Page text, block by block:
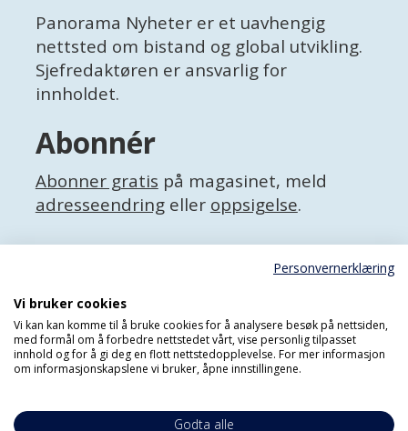
Panorama Nyheter er et uavhengig
nettsted om bistand og global utvikling.
Sjefredaktøren er ansvarlig for
innholdet.
Abonnér
Abonner gratis på magasinet, meld
adresseendringeller oppsigelse.
Facebook
Personvernerklæring
Personvernerklæring
Vi bruker cookies
Vi kan kan komme til å bruke cookies for å analysere besøk på nettsiden,
med formål om å forbedre nettstedet vårt, vise personlig tilpasset
innhold og for å gi deg en flott nettstedopplevelse. For mer informasjon
om informasjonskapslene vi bruker, åpne innstillingene.
Godta alle